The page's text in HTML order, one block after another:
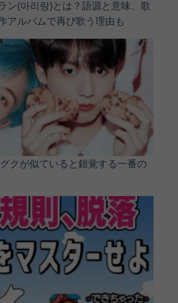
ン(아리랑)とは？語源と意味、歌
アルバムで再び歌う理由も
クが似ていると錯覚する一番の